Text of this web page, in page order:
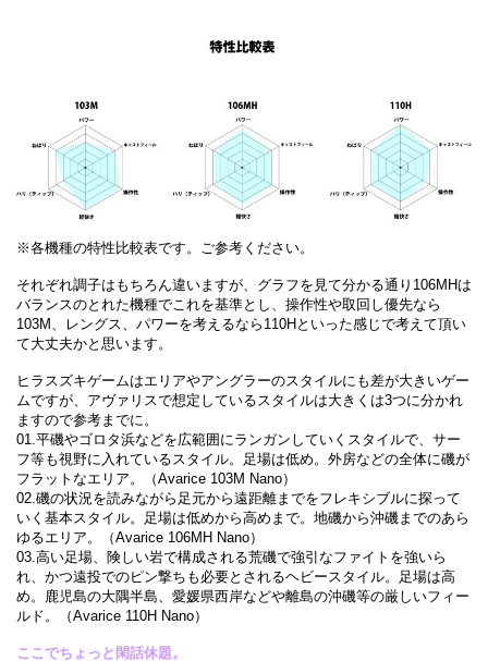
※各機種の特性比較表です。ご参考ください。
それぞれ調子はもちろん違いますが、グラフを見て分かる通り106MHは
バランスのとれた機種でこれを基準とし、操作性や取回し優先なら
103M、レングス、パワーを考えるなら110Hといった感じで考えて頂い
て大丈夫かと思います。
ヒラスズキゲームはエリアやアングラーのスタイルにも差が大きいゲー
ムですが、アヴァリスで想定しているスタイルは大きくは3つに分かれ
ますので参考までに。
01.平磯やゴロタ浜などを広範囲にランガンしていくスタイルで、サー
フ等も視野に入れているスタイル。足場は低め。外房などの全体に磯が
フラットなエリア。（Avarice 103M Nano）
02.磯の状況を読みながら足元から遠距離までをフレキシブルに探って
いく基本スタイル。足場は低めから高めまで。地磯から沖磯までのあら
ゆるエリア。（Avarice 106MH Nano）
03.高い足場、険しい岩で構成される荒磯で強引なファイトを強いら
れ、かつ遠投でのピン撃ちも必要とされるヘビースタイル。足場は高
め。鹿児島の大隅半島、愛媛県西岸などや離島の沖磯等の厳しいフィー
ルド。（Avarice 110H Nano）
ここでちょっと閑話休題。